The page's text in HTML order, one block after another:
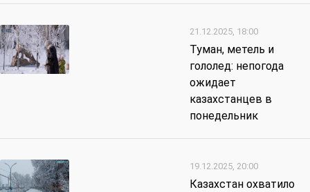
21.12.2025, 18:00
Туман, метель и
гололед: непогода
ожидает
казахстанцев в
понедельник
19.12.2025, 20:00
Казахстан охватило